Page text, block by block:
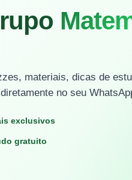
materiais, dicas de
no seu
exclusivos
gratuito